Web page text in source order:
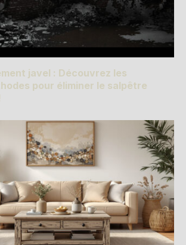
javel : Découvrez les
pour éliminer le salpêtre